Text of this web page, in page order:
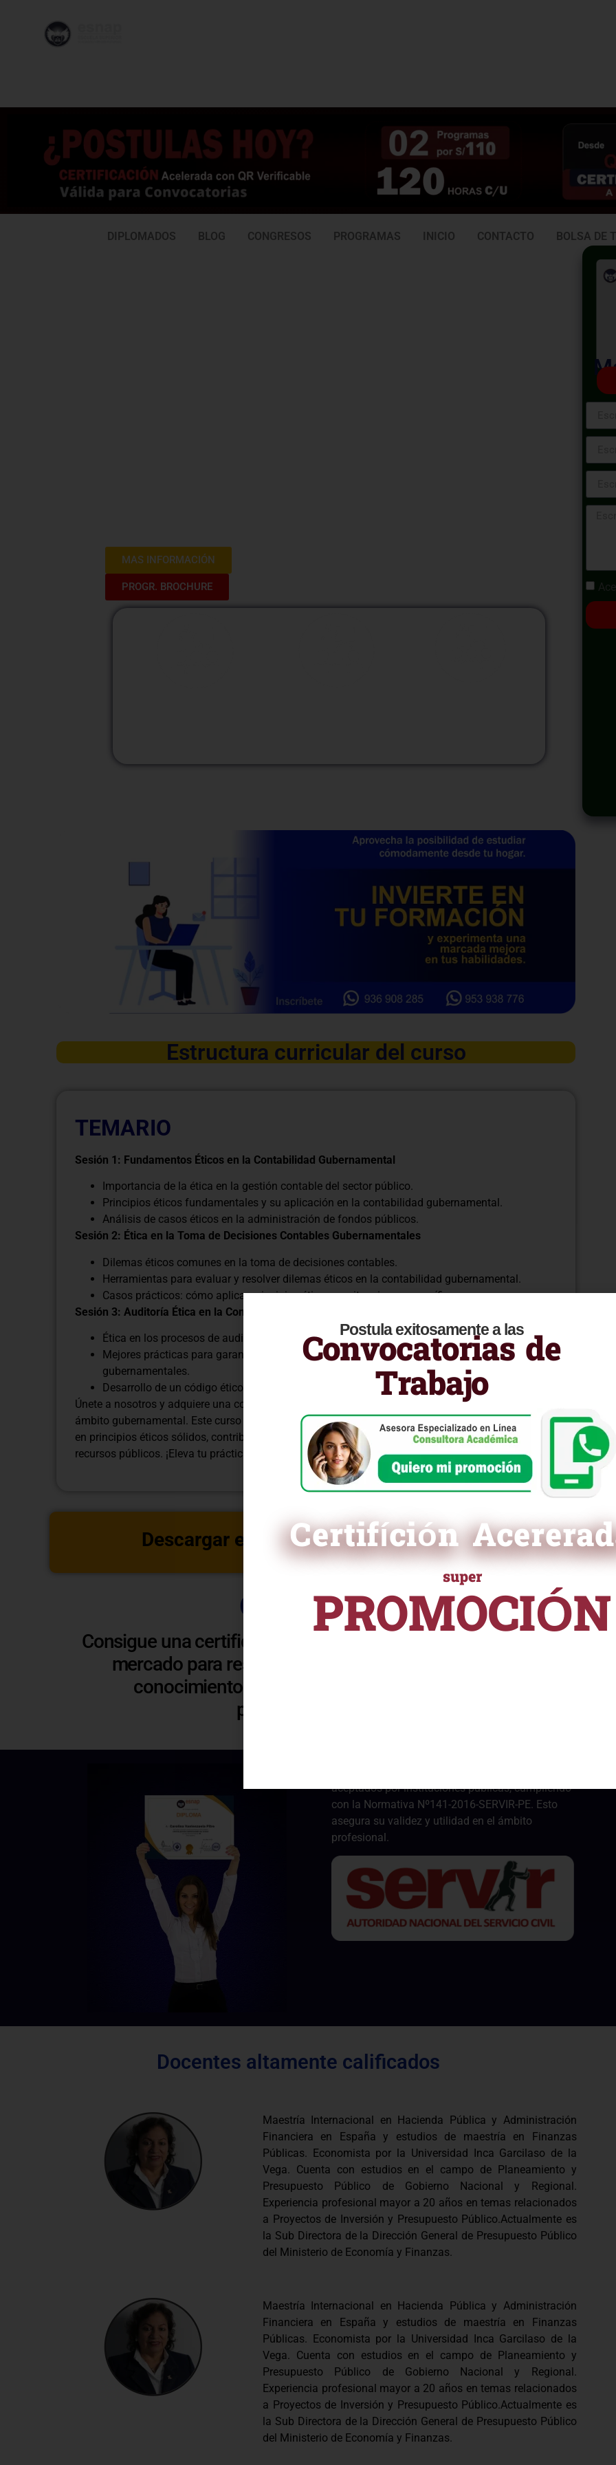
DIPLOMADOS BLOG CONGRESOS PROGRAMAS INICIO CONTACTO BOLSA DE
MAS INFORMACIÓN
PROGR. BROCHURE
Estructura curricular del curso
TEMARIO
Sesión 1: Fundamentos Éticos en la Contabilidad Gubernamental
Importancia de la ética en la gestión contable del sector público.
Principios éticos fundamentales y su aplicación en la contabilidad gubernamental.
Análisis de casos éticos en la administración de fondos públicos.
Sesión 2: Ética en la Toma de Decisiones Contables Gubernamentales
Dilemas éticos comunes en la toma de decisiones contables.
Herramientas para evaluar y resolver dilemas éticos en la contabilidad gubernamental.
Casos prácticos: cómo aplicar principios éticos en situaciones específicas.
Sesión 3: Auditoría Ética en la Contabilidad Gubernamental
Ética en los procesos de auditoría contable.
Mejores prácticas para garantizar la transparencia y legalidad en auditorías
gubernamentales.
Desarrollo de un código ético personal y profesional en la contabilidad gubernamental.
Únete a nosotros y adquiere una comprensión profunda de la ética aplicada a la contabilidad en el
ámbito gubernamental. Este curso te capacitará para tomar decisiones contables fundamentadas
en principios éticos sólidos, contribuyendo así al fortalecimiento de la integridad en la gestión de
recursos públicos. ¡Eleva tu práctica contable a un estándar ético superior!
Descargar estructura curricular en PDF
Certificación
Consigue una certificación ampliamente reconocida en el
mercado para respaldar y validar tus habilidades y
conocimientos. Esto te ayudará a destacarte
profesionalmente.
aceptados por instituciones públicas, cumpliendo
con la Normativa Nº141-2016-SERVIR-PE. Esto
asegura su validez y utilidad en el ámbito
profesional.
Docentes altamente calificados
Maestría Internacional en Hacienda Pública y Administración
Financiera en España y estudios de maestría en Finanzas
Públicas. Economista por la Universidad Inca Garcilaso de la
Vega. Cuenta con estudios en el campo de Planeamiento y
Presupuesto Público de Gobierno Nacional y Regional.
Experiencia profesional mayor a 20 años en temas relacionados
a Proyectos de Inversión y Presupuesto Público.Actualmente es
la Sub Directora de la Dirección General de Presupuesto Público
del Ministerio de Economía y Finanzas.
Maestría Internacional en Hacienda Pública y Administración
Financiera en España y estudios de maestría en Finanzas
Públicas. Economista por la Universidad Inca Garcilaso de la
Vega. Cuenta con estudios en el campo de Planeamiento y
Presupuesto Público de Gobierno Nacional y Regional.
Experiencia profesional mayor a 20 años en temas relacionados
a Proyectos de Inversión y Presupuesto Público.Actualmente es
la Sub Directora de la Dirección General de Presupuesto Público
del Ministerio de Economía y Finanzas.
Postula exitosamente a las
Convocatorias de
Trabajo
Certifíción
super
PROMOCIÓN